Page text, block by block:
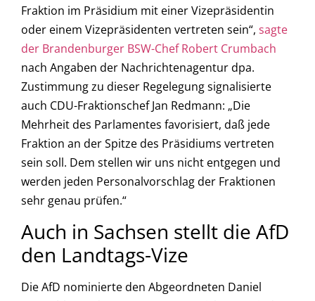
Fraktion im Präsidium mit einer Vizepräsidentin
oder einem Vizepräsidenten vertreten sein“, sagte
der Brandenburger BSW-Chef Robert Crumbach
nach Angaben der Nachrichtenagentur dpa.
Zustimmung zu dieser Regelegung signalisierte
auch CDU-Fraktionschef Jan Redmann: „Die
Mehrheit des Parlamentes favorisiert, daß jede
Fraktion an der Spitze des Präsidiums vertreten
sein soll. Dem stellen wir uns nicht entgegen und
werden jeden Personalvorschlag der Fraktionen
sehr genau prüfen.“
Auch in Sachsen stellt die AfD
den Landtags-Vize
Die AfD nominierte den Abgeordneten Daniel